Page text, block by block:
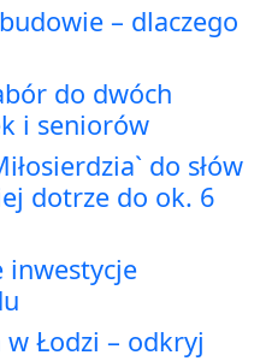
– dlaczego
do dwóch
i seniorów
do słów
dotrze do ok. 6
inwestycje
Łodzi – odkryj